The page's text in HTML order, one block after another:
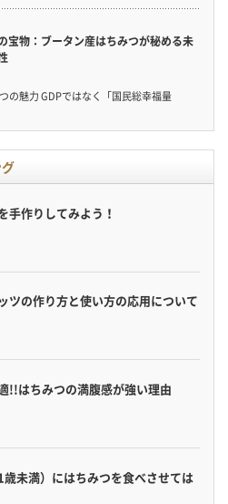
宝物：ブータン産はちみつが秘める未
の魅力 GDPではなく「国民総幸福量
手作りしてみよう！
ツの作り方と使い方の応用について
!!はちみつの満腹感が強い理由
未満）にはちみつを食べさせては